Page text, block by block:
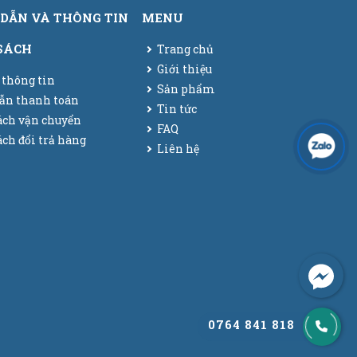
VÀ THÔNG TIN
thông tin
thanh toán
vận chuyển
đổi trả hàng
MENU
Trang chủ
Giới thiệu
Sản phẩm
Tin tức
FAQ
Liên hệ
0764 841 818